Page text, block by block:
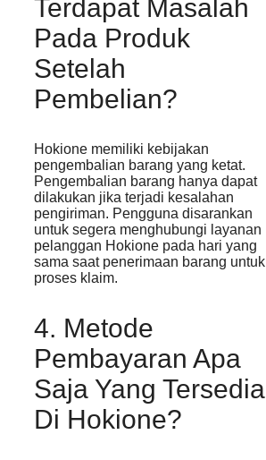
Terdapat Masalah
Pada Produk
Setelah
Pembelian?
Hokione memiliki kebijakan
pengembalian barang yang ketat.
Pengembalian barang hanya dapat
dilakukan jika terjadi kesalahan
pengiriman. Pengguna disarankan
untuk segera menghubungi layanan
pelanggan Hokione pada hari yang
sama saat penerimaan barang untuk
proses klaim.
4. Metode
Pembayaran Apa
Saja Yang Tersedia
Di Hokione?